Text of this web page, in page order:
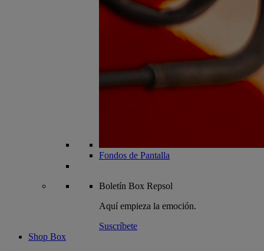
Fondos de Pantalla
Boletín Box Repsol
Aquí empieza la emoción.
Suscríbete
Shop Box